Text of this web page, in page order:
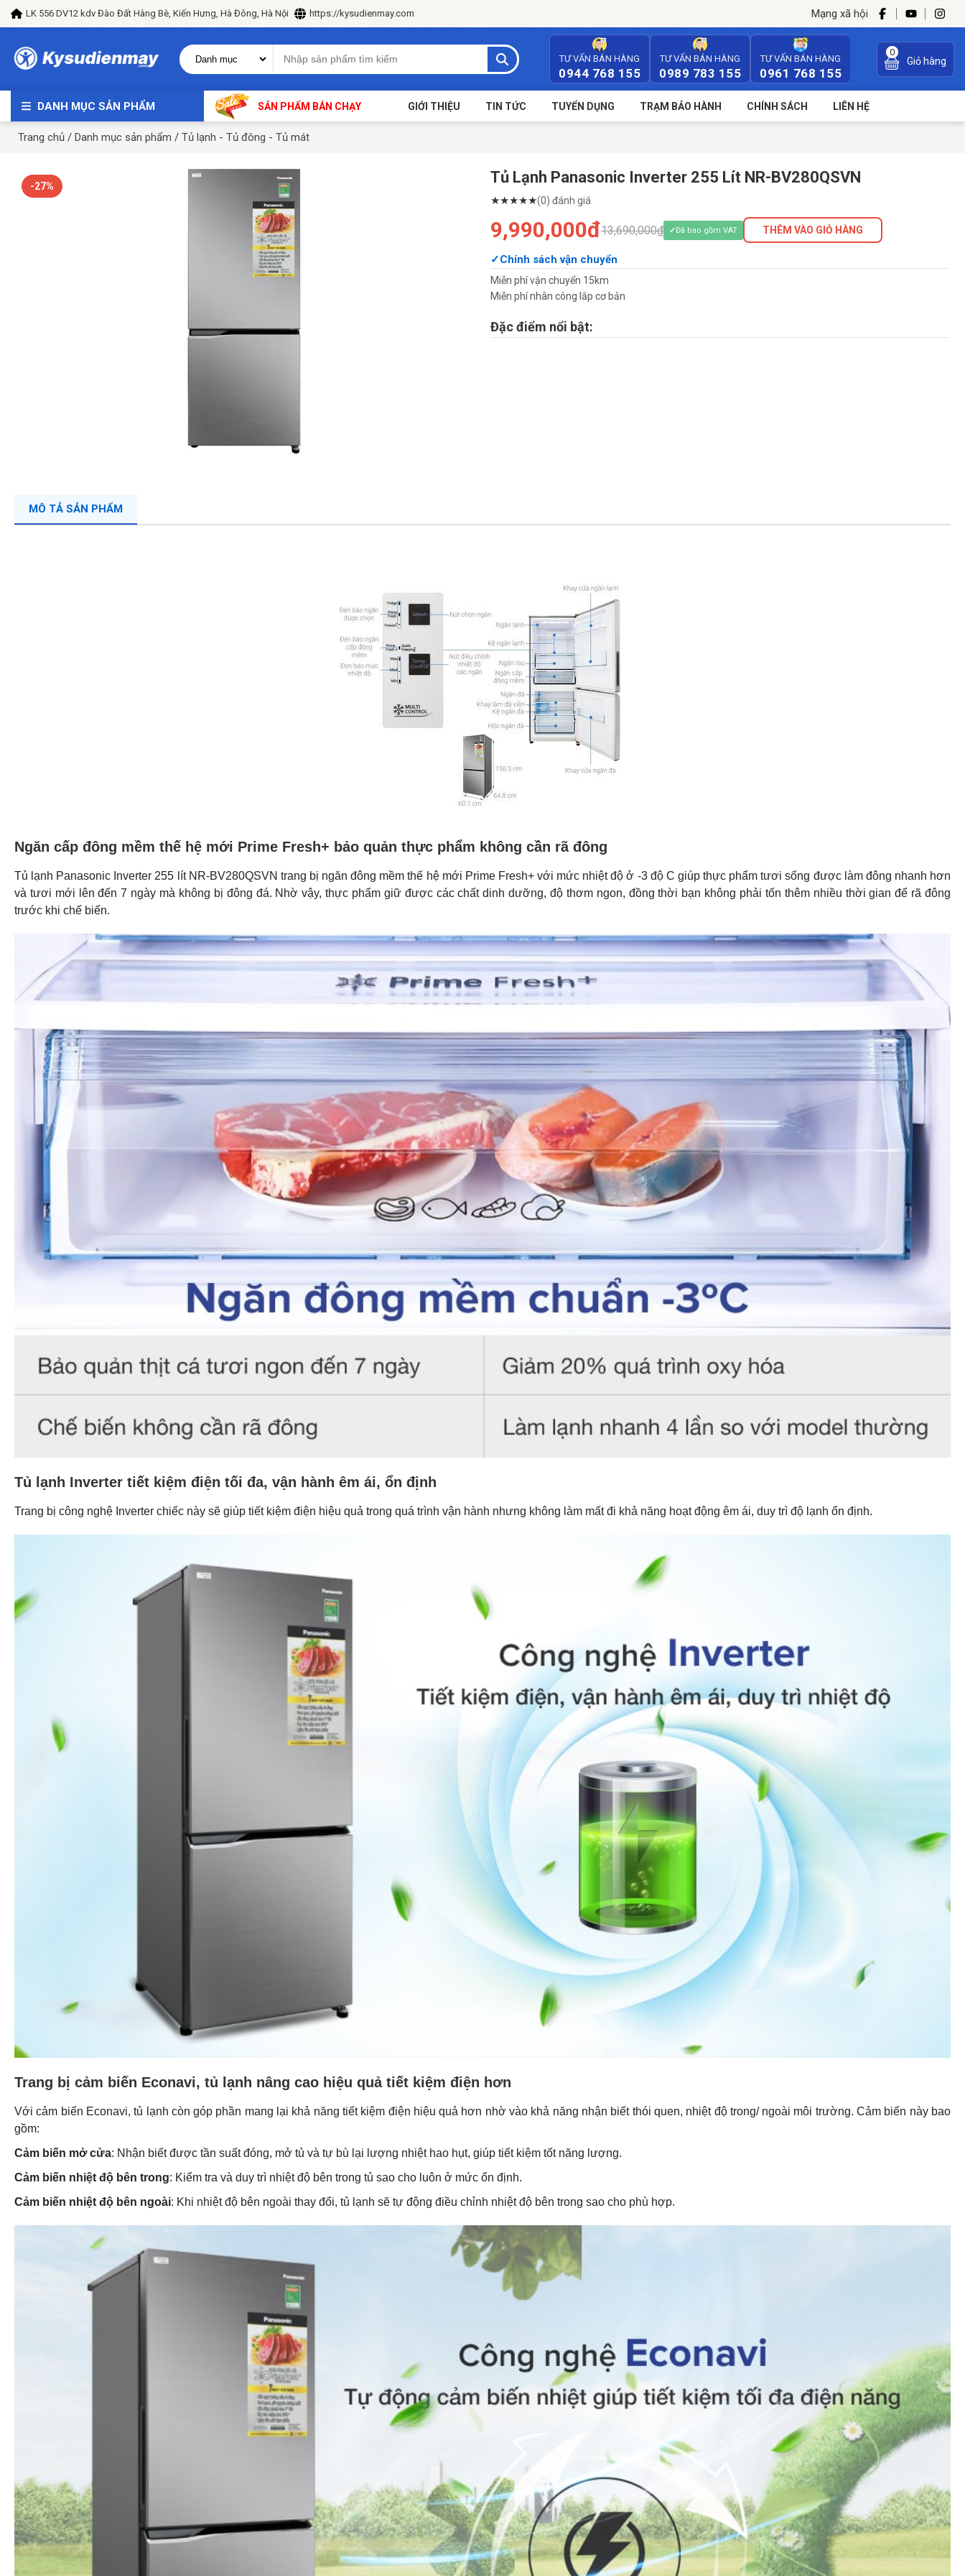
LK 556 DV12 kdv Đào Đất Hàng Bè, Kiến Hưng, Hà Đông, Hà Nội https://kysudienmay.com Mạng xã hội
TƯ VẤN BÁN HÀNG
0944 768 155
TƯ VẤN BÁN HÀNG
0989 783 155
TƯ VẤN BÁN HÀNG
0961 768 155
0
Giỏ hàng
DANH MỤC SẢN PHẨM SẢN PHẨM BÁN CHẠY GIỚI THIỆU TIN TỨC TUYỂN DỤNG TRẠM BẢO HÀNH CHÍNH SÁCH LIÊN HỆ
Trang chủ / Danh mục sản phẩm / Tủ lạnh - Tủ đông - Tủ mát
-27% Tủ Lạnh Panasonic Inverter 255 Lít NR-BV280QSVN
★★★★★(0) đánh giá
9,990,000đ13,690,000₫ Đã bao gồm VAT THÊM VÀO GIỎ HÀNG
Chính sách vận chuyển
Miễn phí vận chuyển 15km
Miễn phí nhân công lắp cơ bản
Đặc điểm nổi bật:
MÔ TẢ SẢN PHẨM
Ngăn cấp đông mềm thế hệ mới Prime Fresh+ bảo quản thực phẩm không cần rã đông
Tủ lạnh Panasonic Inverter 255 lít NR-BV280QSVN trang bị ngăn đông mềm thế hệ mới Prime Fresh+ với mức nhiệt độ ở -3 độ C giúp thực phẩm tươi sống được làm đông nhanh hơn
và tươi mới lên đến 7 ngày mà không bị đông đá. Nhờ vậy, thực phẩm giữ được các chất dinh dưỡng, độ thơm ngon, đồng thời bạn không phải tốn thêm nhiều thời gian để rã đông
trước khi chế biến.
Tủ lạnh Inverter tiết kiệm điện tối đa, vận hành êm ái, ổn định
Trang bị công nghệ Inverter chiếc này sẽ giúp tiết kiệm điện hiệu quả trong quá trình vận hành nhưng không làm mất đi khả năng hoạt động êm ái, duy trì độ lạnh ổn định.
Trang bị cảm biến Econavi, tủ lạnh nâng cao hiệu quả tiết kiệm điện hơn
Với cảm biến Econavi, tủ lạnh còn góp phần mang lại khả năng tiết kiệm điện hiệu quả hơn nhờ vào khả năng nhận biết thói quen, nhiệt độ trong/ ngoài môi trường. Cảm biến này bao
gồm:
Cảm biến mở cửa: Nhận biết được tần suất đóng, mở tủ và tự bù lại lượng nhiệt hao hụt, giúp tiết kiệm tốt năng lượng.
Cảm biến nhiệt độ bên trong: Kiểm tra và duy trì nhiệt độ bên trong tủ sao cho luôn ở mức ổn định.
Cảm biến nhiệt độ bên ngoài: Khi nhiệt độ bên ngoài thay đổi, tủ lạnh sẽ tự động điều chỉnh nhiệt độ bên trong sao cho phù hợp.